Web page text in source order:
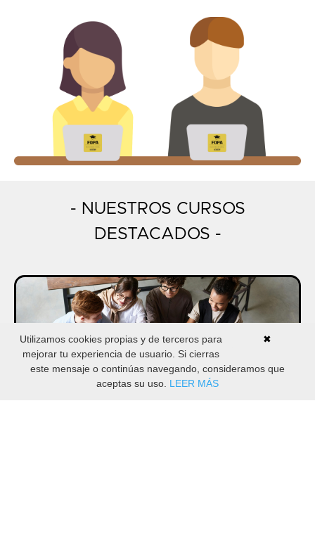
- NUESTROS CURSOS
DESTACADOS -
✖
Utilizamos cookies propias y de terceros para
mejorar tu experiencia de usuario. Si cierras
este mensaje o continúas navegando, consideramos que
aceptas su uso. LEER MÁS